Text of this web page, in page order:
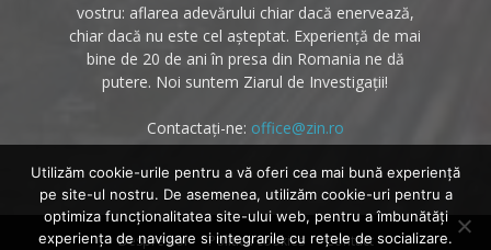
vostru: aflarea adevărului chiar dacă enervează,
chiar dacă nu este cel așteptat. Experiență de mai
bine de 20 de ani în presa din Romania ne dă
putere. Noi suntem Ziarul de Investigații!
Contactați-ne: office@zin.ro
Despre noi Politica cookies Contact
Utilizăm cookie-urile pentru a vă oferi cea mai bună experiență
pe site-ul nostru. De asemenea, utilizăm cookie-uri pentru a
optimiza funcţionalitatea site-ului web, pentru a îmbunătăţi
experienţa de navigare si integrarile cu reţele de socializare.